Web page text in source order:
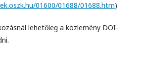
01600/01688/01688.htm)
lehetőleg a közlemény DOI-